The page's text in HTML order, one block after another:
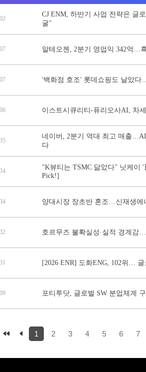
CJ ENM, 하반기 사업 전략은 글
굴"
알테오젠, 2분기 영업익 342억…
'백화점 호조' 롯데쇼핑도 날았다
이스트시큐리티-퓨리오사AI, 차
네이버, 2분기 역대 최고 매출
다
"K뷰티는 TSMC 닮았다" 닛케이
Pick!]
양대시장 장초반 혼조…신재생에
호르무즈 불확실성·실적 경계감
[2026 ENR] 도화ENG, 102위…
포티투닷, 글로벌 SW 분업체계
1 2 3 4 5 6 7